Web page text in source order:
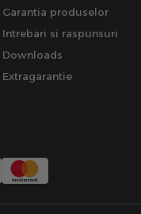
Garantia produselor
Intrebari si raspunsuri
Downloads
Extragarantie